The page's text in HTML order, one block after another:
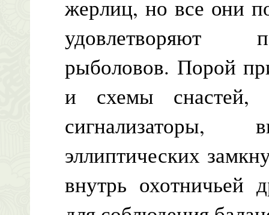
жерлиц, но все они
удовлетворяют
рыболовов. Порой
и схемы снастей,
эллиптических
внутрь охотничьей